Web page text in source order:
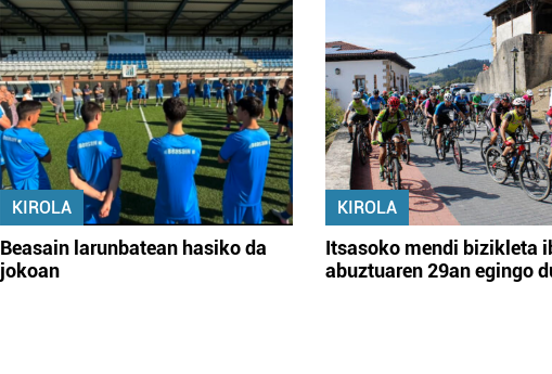
KIROLA
Beasain larunbatean hasiko da
jokoan
KIROLA
Itsasoko mendi bizikleta
abuztuaren 29an egingo